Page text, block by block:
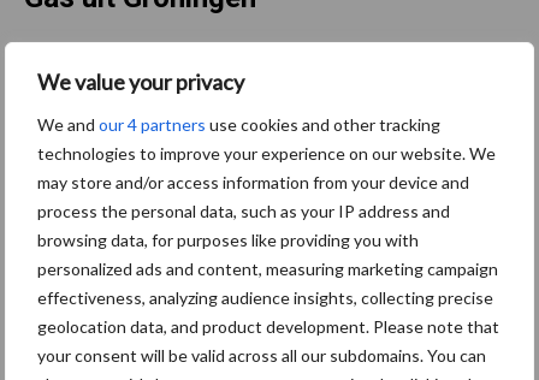
We value your privacy
We and our 4 partners use cookies and other tracking
technologies to improve your experience on our website. We
may store and/or access information from your device and
process the personal data, such as your IP address and
browsing data, for purposes like providing you with
personalized ads and content, measuring marketing campaign
effectiveness, analyzing audience insights, collecting precise
geolocation data, and product development. Please note that
your consent will be valid across all our subdomains. You can
laten weten dat Groningenveld in oktober dit jaar, zoals
toegezegd, op de waakvlam gaat. Het kabinet wil het
Groningenveld in 2023 kunnen sluiten. Vanwege de onzekere
geopolitieke ontwikkelingen heeft staatssecretaris Vijlbrief er
voor gekozen om dit jaar nog geen putten definitief te sluiten.
Bron:Ministerie van Economische Zaken en Klimaat
Aanbevolen voor jou!